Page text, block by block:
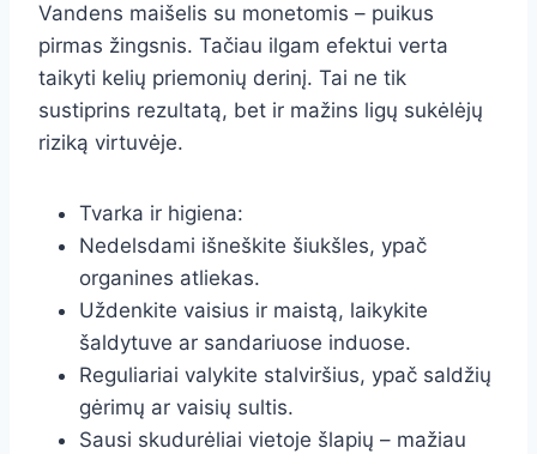
Vandens maišelis su monetomis – puikus
pirmas žingsnis. Tačiau ilgam efektui verta
taikyti kelių priemonių derinį. Tai ne tik
sustiprins rezultatą, bet ir mažins ligų sukėlėjų
riziką virtuvėje.
Tvarka ir higiena:
Nedelsdami išneškite šiukšles, ypač
organines atliekas.
Uždenkite vaisius ir maistą, laikykite
šaldytuve ar sandariuose induose.
Reguliariai valykite stalviršius, ypač saldžių
gėrimų ar vaisių sultis.
Sausi skudurėliai vietoje šlapių – mažiau